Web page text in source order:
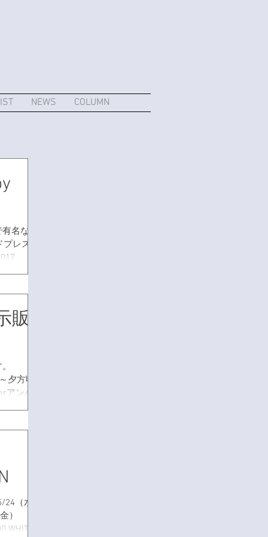
NEWS COLUMN
名な
レスフ
販
夕方頃
ンバ
24（水）
）